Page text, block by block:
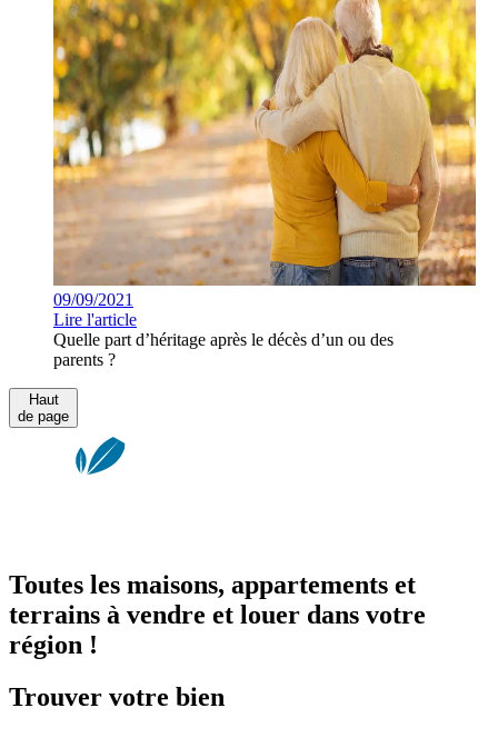
09/09/2021
Lire l'article
Quelle part d’héritage après le décès d’un ou des
parents ?
Haut
de page
Toutes les maisons, appartements et
terrains à vendre et louer dans votre
région !
Trouver votre bien